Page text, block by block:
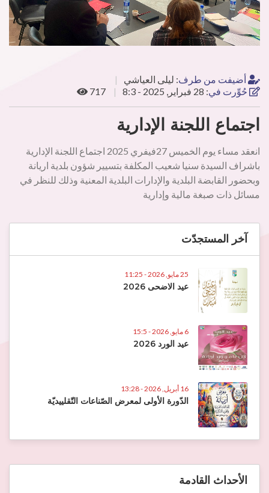
أضيفت من طرف: ليلى العياشي
حُوِّرت في: 28 فبراير, 2025 - 8:3 717
اجتماع اللجنة الإدارية
انعقد مساء يوم الخميس 27فيفري 2025 اجتماع اللجنة الإدارية
باشراف السيدة سنيا شعيب المكلفة بتسيير شؤون بلدية اريانة
وبحضور القابضة البلدية والإدارات البلدية المعنية وذلك للنظر في
مسائل ذات صبغة مالية وإدارية
آخر المستجدّت
25 مايو, 2026 - 11:25
عيد الاضحى 2026
6 مايو, 2026 - 15:5
عيد الورد 2026
16 أبريل, 2026 - 13:28
الدّورة الأولى لمعرض الصّناعات التّقلييديّة
الأحداث القادمة